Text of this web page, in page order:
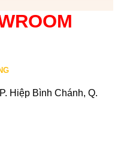
Hiệp Bình Chánh, Q.